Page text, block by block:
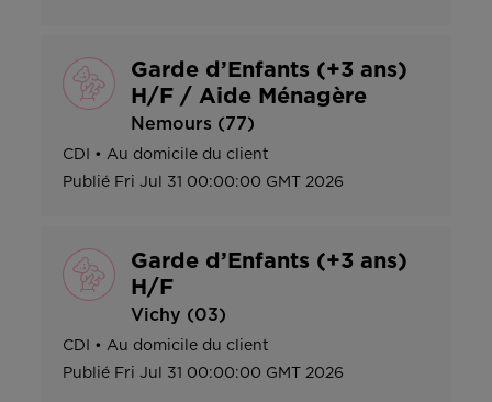
Garde d’Enfants (+3 ans)
H/F / Aide Ménagère
Nemours (77)
CDI • Au domicile du client
Publié Fri Jul 31 00:00:00 GMT 2026
Garde d’Enfants (+3 ans)
H/F
Vichy (03)
CDI • Au domicile du client
Publié Fri Jul 31 00:00:00 GMT 2026